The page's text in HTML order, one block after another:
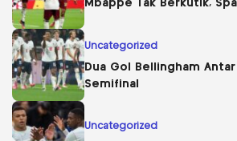
Mbappe Tak Berkutik,
Uncategorized
Dua Gol Bellingham Antar
Semifinal
Uncategorized